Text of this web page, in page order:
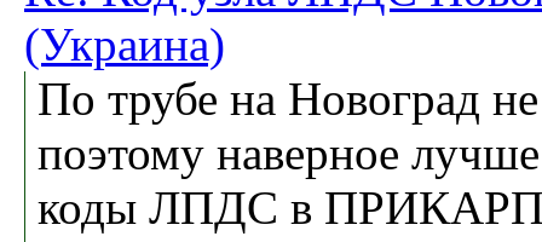
(Украина)
По трубе на Новоград
поэтому наверное
коды ЛПДС в